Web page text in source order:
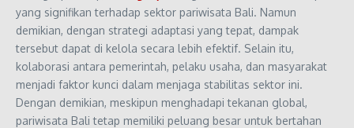
yang signifikan terhadap sektor pariwisata Bali. Namun
demikian, dengan strategi adaptasi yang tepat, dampak
tersebut dapat di kelola secara lebih efektif. Selain itu,
kolaborasi antara pemerintah, pelaku usaha, dan masyarakat
menjadi faktor kunci dalam menjaga stabilitas sektor ini.
Dengan demikian, meskipun menghadapi tekanan global,
pariwisata Bali tetap memiliki peluang besar untuk bertahan